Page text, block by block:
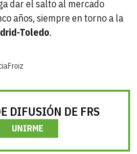
dar el salto al mercado
años, siempre en torno a la
Toledo.
Froiz
DIFUSIÓN DE FRS
UNIRME